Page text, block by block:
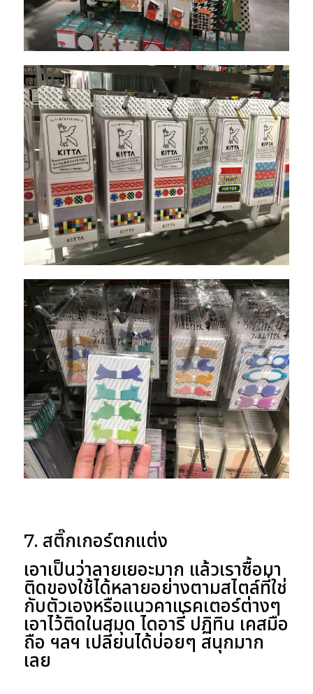
7. สติ๊กเกอร์ตกแต่ง
เอาเป็นว่าลายเยอะมาก แล้วเราซื้อมา
ติดของใช้ได้หลายอย่างตามสไตล์ที่ใช่
กับตัวเองหรือแนวคาแรคเตอร์ต่างๆ
เอาไว้ติดในสมุด ไดอารี่ ปฏิทิน เคสมือ
ถือ ฯลฯ เปลี่ยนได้บ่อยๆ สนุกมาก
เลย